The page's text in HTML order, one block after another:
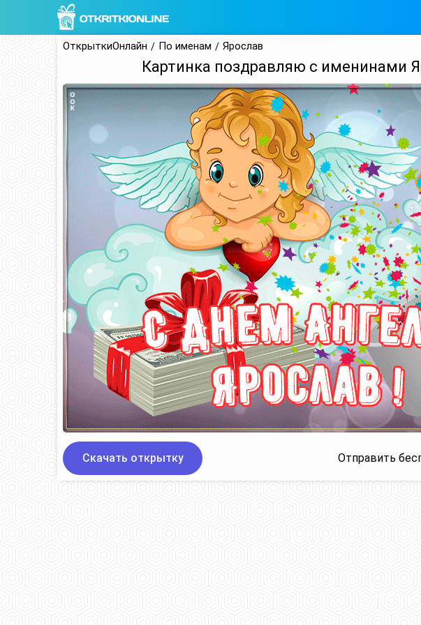
ОткрыткиОнлайн По именам Ярослав
Картинка поздравляю с именинами
Скачать открытку Отправить